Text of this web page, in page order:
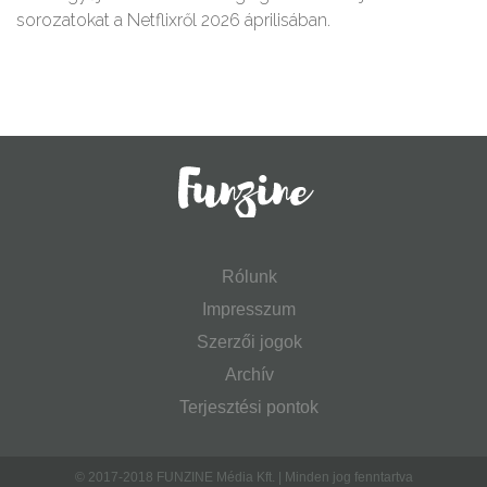
sorozatokat a Netflixről 2026 áprilisában.
Rólunk
Impresszum
Szerzői jogok
Archív
Terjesztési pontok
© 2017-2018 FUNZINE Média Kft. | Minden jog fenntartva